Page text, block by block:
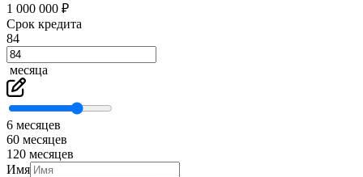
1 000 000 ₽
Срок кредита
84
месяца
6 месяцев
60 месяцев
120 месяцев
Имя